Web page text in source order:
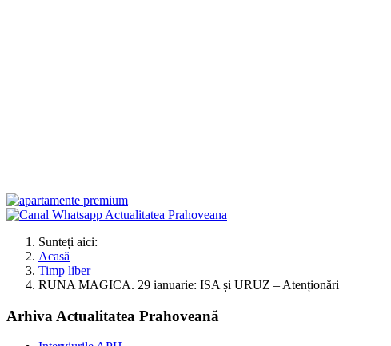
Sunteți aici:
Acasă
Timp liber
RUNA MAGICA. 29 ianuarie: ISA și URUZ – Atenționări
Arhiva Actualitatea Prahoveană